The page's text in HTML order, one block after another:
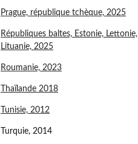
Prague, république tchèque, 2025
Républiques baltes, Estonie, Lettonie,
Lituanie, 2025
Roumanie, 2023
Thaïlande 2018
Tunisie, 2012
Turquie, 2014